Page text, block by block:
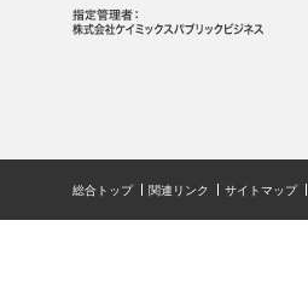
総合トップ 関連リンク サイトマップ